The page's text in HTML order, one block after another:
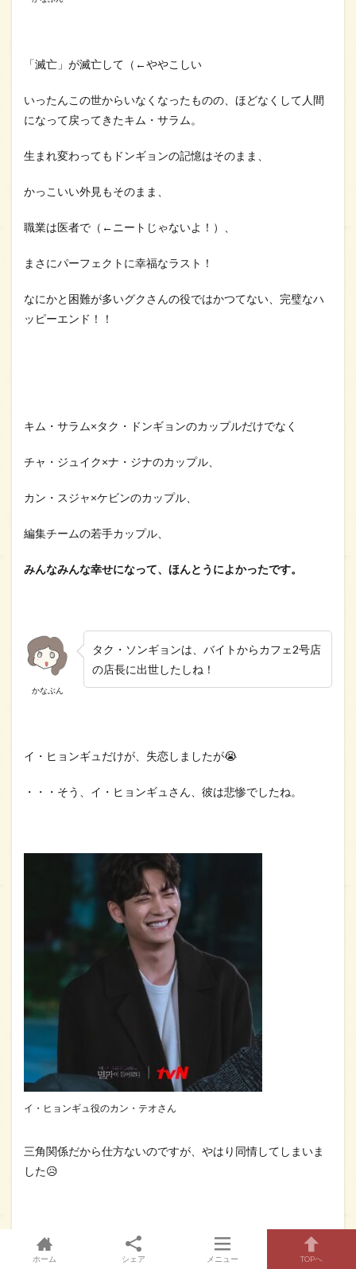
「滅亡」が滅亡して（←ややこしい
いったんこの世からいなくなったものの、ほどなくして人間
になって戻ってきたキム・サラム。
生まれ変わってもドンギョンの記憶はそのまま、
かっこいい外見もそのまま、
職業は医者で（←ニートじゃないよ！）、
まさにパーフェクトに幸福なラスト！
なにかと困難が多いグクさんの役ではかつてない、完璧なハ
ッピーエンド！！
キム・サラム×タク・ドンギョンのカップルだけでなく
チャ・ジュイク×ナ・ジナのカップル、
カン・スジャ×ケビンのカップル、
編集チームの若手カップル、
みんなみんな幸せになって、ほんとうによかったです。
かなぶん
タク・ソンギョンは、バイトからカフェ2号店
の店長に出世したしね！
イ・ヒョンギュだけが、失恋しましたが😭
・・・そう、イ・ヒョンギュさん、彼は悲惨でしたね。
イ・ヒョンギュ役のカン・テオさん
三角関係だから仕方ないのですが、やはり同情してしまいま
した😥
ドラマ「ある日、私の家の玄関に滅亡
ホーム シェア メニュー TOPへ